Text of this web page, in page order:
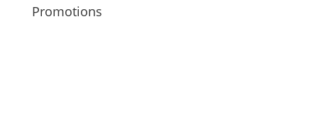
Promotions